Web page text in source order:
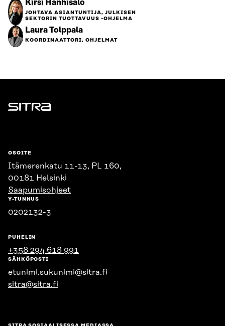
Kirsi Hanhisalo
JOHTAVA ASIANTUNTIJA, JULKISEN
SEKTORIN TUOTTAVUUS -OHJELMA
Laura Tolppala
KOORDINAATTORI, OHJELMAT
Sitra
OSOITE
Itämerenkatu 11-13, PL 160,
00181 Helsinki
Saapumisohjeet
Y-TUNNUS
0202132-3
PUHELIN
+358 294 618 991
SÄHKÖPOSTI
etunimi.sukunimi@sitra.fi
sitra@sitra.fi